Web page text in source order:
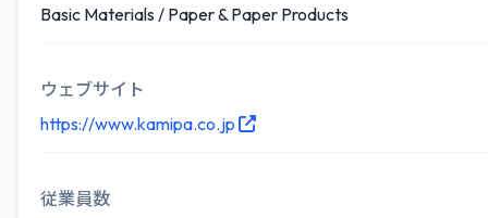
Basic Materials / Paper & Paper Products
ウェブサイト
https://www.kamipa.co.jp
従業員数